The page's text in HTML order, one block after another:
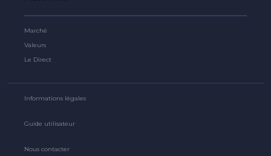
Marché
Valeurs
Le Direct
Informations légales
Guide utilisateur
Nous contacter